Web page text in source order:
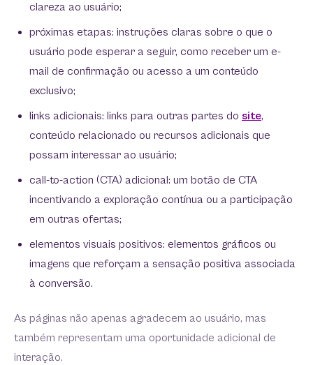
clareza ao usuário;
próximas etapas: instruções claras sobre o que o
usuário pode esperar a seguir, como receber um e-
mail de confirmação ou acesso a um conteúdo
exclusivo;
links adicionais: links para outras partes do site,
conteúdo relacionado ou recursos adicionais que
possam interessar ao usuário;
call-to-action (CTA) adicional: um botão de CTA
incentivando a exploração contínua ou a participação
em outras ofertas;
elementos visuais positivos: elementos gráficos ou
imagens que reforçam a sensação positiva associada
à conversão.
As páginas não apenas agradecem ao usuário, mas
também representam uma oportunidade adicional de
interação.